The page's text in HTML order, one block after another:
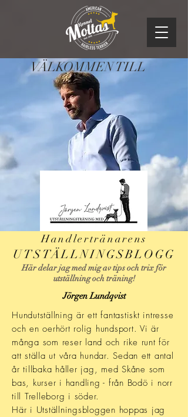
VÄLKOMMEN TILL
Handlertränarens
UTSTÄLLNINGSBLOGG
Här delar jag med mig av tips och trix för
utställning och träning!
Jörgen Lundqvist
Hundutställning är ett fantastiskt intresse
och en oerhört rolig hundsport. Vi är
många som reser land och rike runt för
att ställa ut våra hundar. Sedan ett antal
år tillbaka håller jag, med Skåne som
bas, kurser i handling - från Bodö i norr
till Trelleborg i söder.
Här i Utställningsbloggen hoppas jag